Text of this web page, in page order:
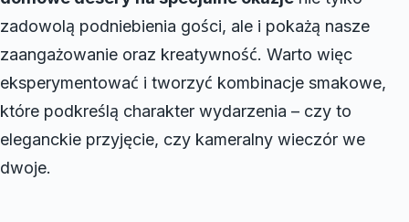
zadowolą podniebienia gości, ale i pokażą nasze
zaangażowanie oraz kreatywność. Warto więc
eksperymentować i tworzyć kombinacje smakowe,
które podkreślą charakter wydarzenia – czy to
eleganckie przyjęcie, czy kameralny wieczór we
dwoje.